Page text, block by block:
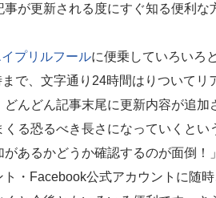
事が更新される度にすぐ知る便利な
イプリルフールに便乗していろいろ
まで、文字通り24時間はりついてリ
んどん記事末尾に更新内容が追加
くる恐るべき長さになっていくとい
あるかどうか確認するのが面倒！
・Facebook公式アカウントに随